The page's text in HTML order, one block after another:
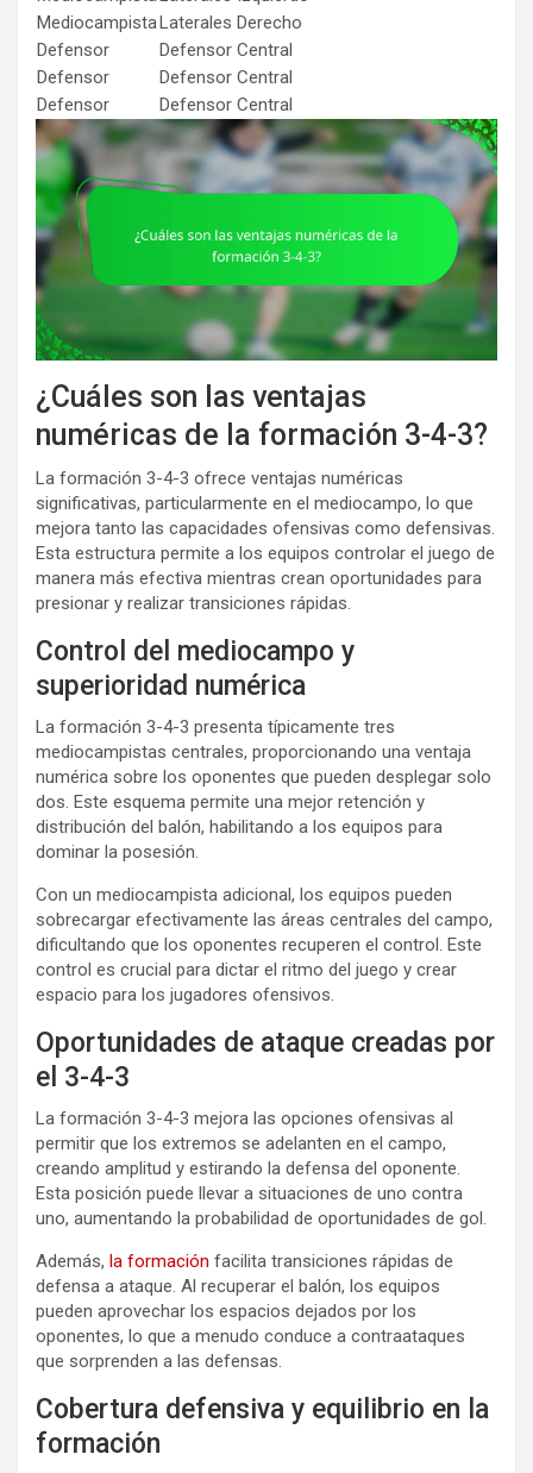
MediocampistaLaterales Derecho
Defensor
Defensor Central
Defensor
Defensor Central
Defensor
Defensor Central
¿Cuáles son las ventajas
numéricas de la formación 3-4-3?
La formación 3-4-3 ofrece ventajas numéricas
significativas, particularmente en el mediocampo, lo que
mejora tanto las capacidades ofensivas como defensivas.
Esta estructura permite a los equipos controlar el juego de
manera más efectiva mientras crean oportunidades para
presionar y realizar transiciones rápidas.
Control del mediocampo y
superioridad numérica
La formación 3-4-3 presenta típicamente tres
mediocampistas centrales, proporcionando una ventaja
numérica sobre los oponentes que pueden desplegar solo
dos. Este esquema permite una mejor retención y
distribución del balón, habilitando a los equipos para
dominar la posesión.
Con un mediocampista adicional, los equipos pueden
sobrecargar efectivamente las áreas centrales del campo,
dificultando que los oponentes recuperen el control. Este
control es crucial para dictar el ritmo del juego y crear
espacio para los jugadores ofensivos.
Oportunidades de ataque creadas por
el 3-4-3
La formación 3-4-3 mejora las opciones ofensivas al
permitir que los extremos se adelanten en el campo,
creando amplitud y estirando la defensa del oponente.
Esta posición puede llevar a situaciones de uno contra
uno, aumentando la probabilidad de oportunidades de gol.
Además, la formación facilita transiciones rápidas de
defensa a ataque. Al recuperar el balón, los equipos
pueden aprovechar los espacios dejados por los
oponentes, lo que a menudo conduce a contraataques
que sorprenden a las defensas.
Cobertura defensiva y equilibrio en la
formación